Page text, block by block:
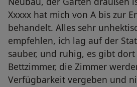
Xxxxx hat mich von A bis zur
behandelt. Alles sehr
empfehlen, ich lag auf der
sauber, und ruhig, es gibt
Bettzimmer, die Zimmer
Verfügbarkeit vergeben und